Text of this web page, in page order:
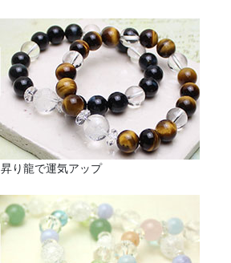
昇り龍で運気アップ